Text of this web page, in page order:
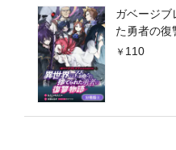
ガベージブ
た勇者の復
110